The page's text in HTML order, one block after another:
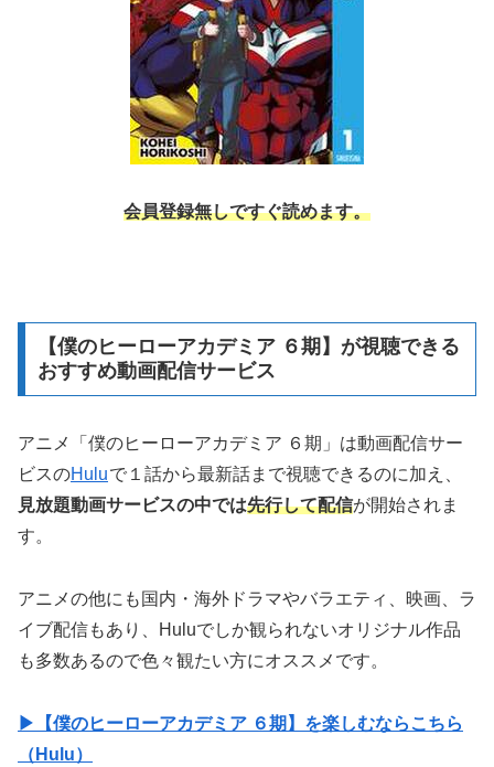
会員登録無しですぐ読めます。
【僕のヒーローアカデミア ６期】が視聴できる
おすすめ動画配信サービス
アニメ「僕のヒーローアカデミア ６期」は動画配信サー
ビスのHuluで１話から最新話まで視聴できるのに加え、
見放題動画サービスの中では先行して配信が開始されま
す。
アニメの他にも国内・海外ドラマやバラエティ、映画、ラ
イブ配信もあり、Huluでしか観られないオリジナル作品
も多数あるので色々観たい方にオススメです。
▶【僕のヒーローアカデミア ６期】を楽しむならこちら
（Hulu）